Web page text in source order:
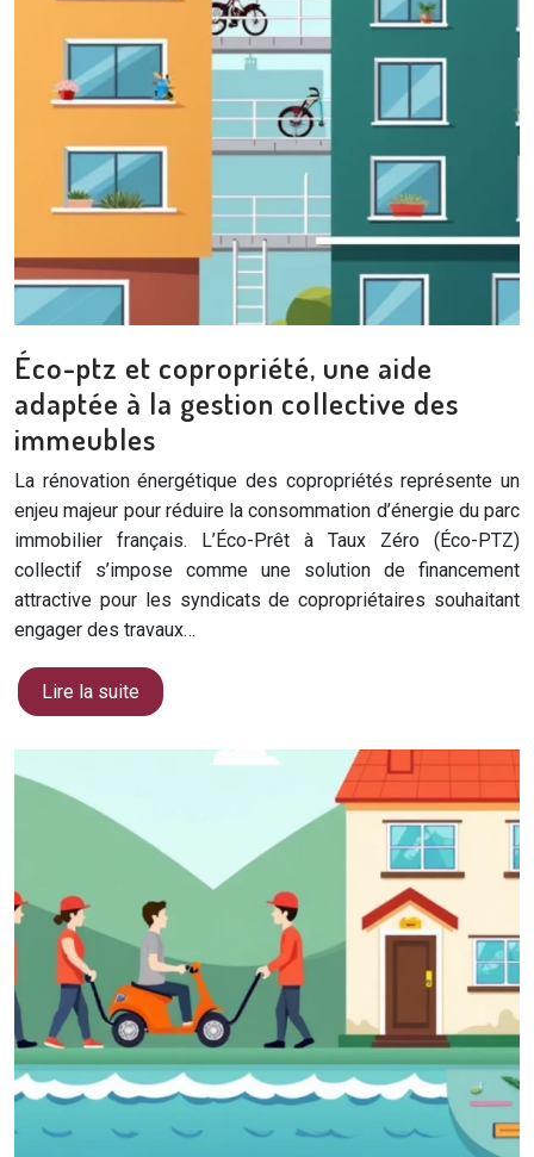
Éco-ptz et copropriété, une aide
adaptée à la gestion collective des
immeubles
La rénovation énergétique des copropriétés représente un
enjeu majeur pour réduire la consommation d’énergie du parc
immobilier français. L’Éco-Prêt à Taux Zéro (Éco-PTZ)
collectif s’impose comme une solution de financement
attractive pour les syndicats de copropriétaires souhaitant
engager des travaux…
Lire la suite